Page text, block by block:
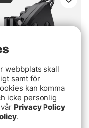
live 2 kampanj
MEGA LIVE
2 Givare
kr
webbplats skall
samt för
kan komma
icke personlig
Privacy Policy
.